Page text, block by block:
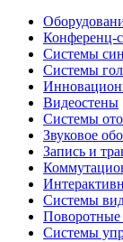
Конференц-
Системы
Системы
Видеостены
Системы
Звуковое
Запись и
Системы
Системы